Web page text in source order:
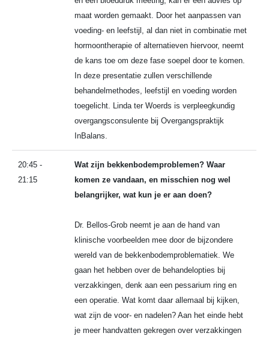
maat worden gemaakt. Door het aanpassen van
voeding- en leefstijl, al dan niet in combinatie met
hormoontherapie of alternatieven hiervoor, neemt
de kans toe om deze fase soepel door te komen.
In deze presentatie zullen verschillende
behandelmethodes, leefstijl en voeding worden
toegelicht. Linda ter Woerds is verpleegkundig
overgangsconsulente bij Overgangspraktijk
InBalans.
20:45 -
21:15
Wat zijn bekkenbodemproblemen? Waar
komen ze vandaan, en misschien nog wel
belangrijker, wat kun je er aan doen?
Dr. Bellos-Grob neemt je aan de hand van
klinische voorbeelden mee door de bijzondere
wereld van de bekkenbodemproblematiek. We
gaan het hebben over de behandelopties bij
verzakkingen, denk aan een pessarium ring en
een operatie. Wat komt daar allemaal bij kijken,
wat zijn de voor- en nadelen? Aan het einde hebt
je meer handvatten gekregen over verzakkingen